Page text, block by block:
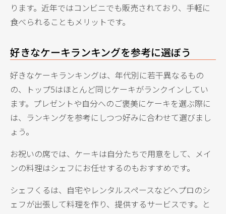
ります。近年ではコンビニでも販売されており、手軽に
食べられることもメリットです。
好きなケーキランキングを参考に選ぼう
好きなケーキランキングは、年代別に若干異なるもの
の、トップ5はほとんど同じケーキがランクインしてい
ます。プレゼントや自分へのご褒美にケーキを選ぶ際に
は、ランキングを参考にしつつ好みに合わせて選びまし
ょう。
お祝いの席では、ケーキは自分たちで用意をして、メイ
ンの料理はシェフにお任せするのもおすすめです。
シェフくるは、自宅やレンタルスペースなどへプロのシ
ェフが出張して料理を作り、提供するサービスです。と